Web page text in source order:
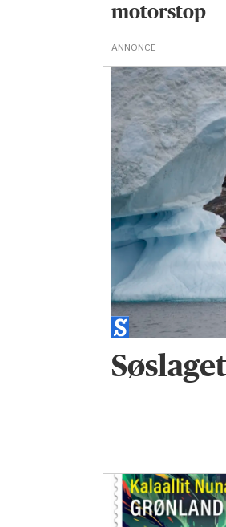
motorstop
ANNONCE